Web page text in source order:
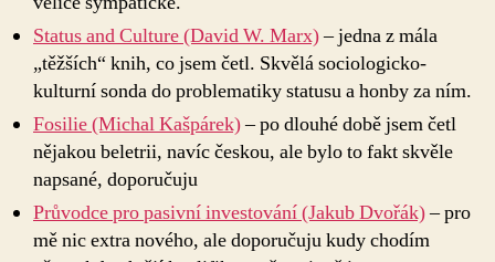
Status and Culture (David W. Marx)– jedna z mála
„těžších“ knih, co jsem četl. Skvělá sociologicko-
kulturní sonda do problematiky statusu a honby za ním.
Fosilie (Michal Kašpárek)– po dlouhé době jsem četl
nějakou beletrii, navíc českou, ale bylo to fakt skvěle
napsané, doporučuju
Průvodce pro pasivní investování (Jakub Dvořák)– pro
mě nic extra nového, ale doporučuju kudy chodím